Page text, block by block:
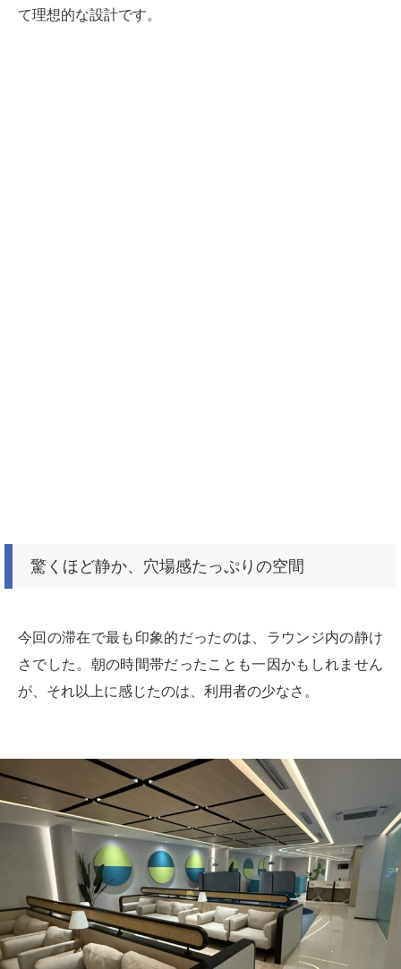
て理想的な設計です。
驚くほど静か、穴場感たっぷりの空間
今回の滞在で最も印象的だったのは、ラウンジ内の静け
さでした。朝の時間帯だったことも一因かもしれません
が、それ以上に感じたのは、利用者の少なさ。